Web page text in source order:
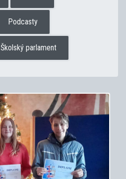
Podcasty
Školský parlament